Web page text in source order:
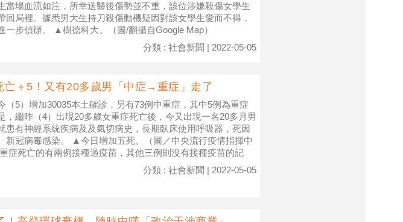
當場血流如注，所幸送醫後傷勢並不重，該位涉嫌殺傷女學生
回局裡。據悉男大生持刀殺傷動機疑因對該女學生愛而不得，
一步偵辦。 ▲樹德科大。（圖/翻攝自Google Map）
分類 : 社會新聞 | 2022-05-05
亡＋5！又有20多歲男「中症→重症」走了
（5）增加30035本土確診，另有73例中重症，其中5例為重症
，繼昨（4）出現20多歲女重症死亡後，今又出現一名20多月男
患有神經系統疾病及及氣切病史，長期臥床使用呼吸器，死因
新冠病毒感染。 ▲今日增加五死。（圖／中央流行疫情指揮中
症死亡的有兩例接種過疫苗，其他三例則沒有接種疫苗的記
分類 : 社會新聞 | 2022-05-05